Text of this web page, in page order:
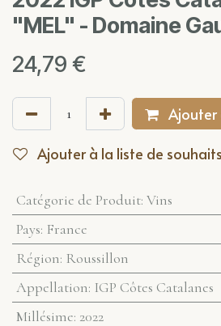
"MEL" - Domaine
24,79 €
Ajouter
Ajouter à la liste de souhaits
Catégorie de Produit: Vins
Pays: France
Région: Roussillon
Appellation: IGP Côtes Catalanes
Millésime: 2022